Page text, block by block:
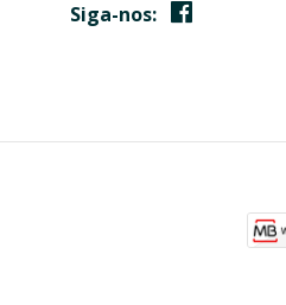
Siga-nos: